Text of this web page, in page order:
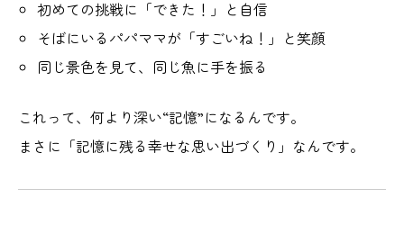
初めての挑戦に「できた！」と自信
そばにいるパパママが「すごいね！」と笑顔
同じ景色を見て、同じ魚に手を振る
これって、何より深い“記憶”になるんです。
まさに「記憶に残る幸せな思い出づくり」なんです。